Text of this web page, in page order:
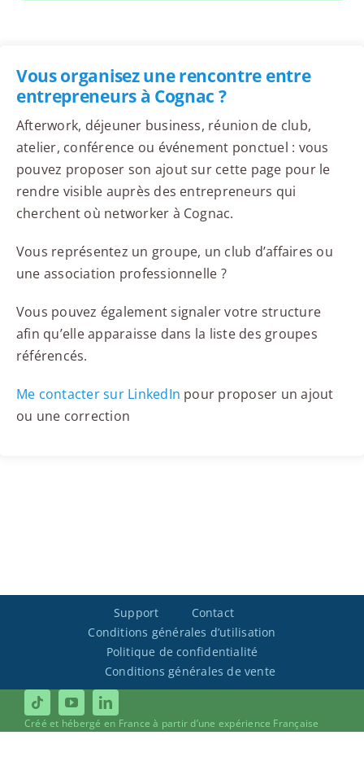
Vous organisez une rencontre entre
entrepreneurs à Cognac ?
Afterwork, déjeuner business, réunion de club,
atelier, conférence ou événement ponctuel : vous
pouvez proposer son ajout sur cette page pour le
rendre visible auprès des entrepreneurs qui
cherchent où networker à Cognac.
Vous représentez un groupe, un club d’affaires ou
une association professionnelle ?
Vous pouvez également signaler votre structure
afin qu’elle apparaisse dans la liste des groupes
référencés.
Me contacter sur LinkedIn pour proposer un ajout
ou une correction
Support
Contact
Conditions générales d’utilisation
Politique de confidentialité
Conditions générales de vente
Créé et hébergé en France à partir d’une expérience Française